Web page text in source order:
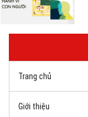
Trang chủ
Giới thiệu